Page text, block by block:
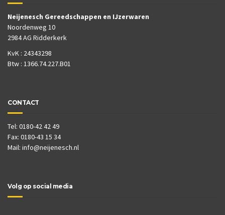
Neijenesch Gereedschappen en IJzerwaren
Noordenweg 10
2984 AG Ridderkerk
KvK : 24343298
Btw : 1366.74.227.B01
CONTACT
Tel: 0180-42 42 49
Fax: 0180-43 15 34
Mail: info@neijenesch.nl
Volg op social media